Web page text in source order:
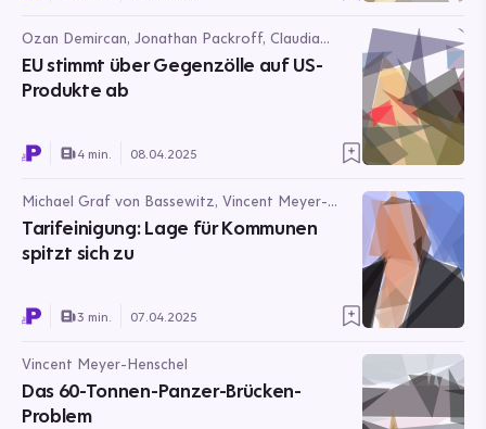
Ozan Demircan, Jonathan Packroff, Claudia
Scholz, Vincent Meyer-Henschel
EU stimmt über Gegenzölle auf US-
Produkte ab
4 min. 08.04.2025
Michael Graf von Bassewitz, Vincent Meyer-
Henschel, Karina Mößbauer
Tarifeinigung: Lage für Kommunen
spitzt sich zu
3 min. 07.04.2025
Vincent Meyer-Henschel
Das 60-Tonnen-Panzer-Brücken-
Problem